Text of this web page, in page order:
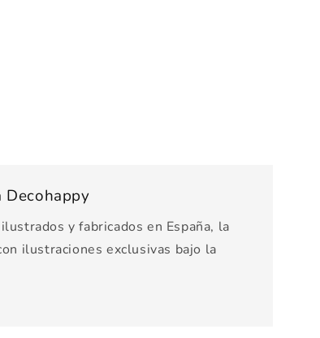
Decohappy
y fabricados en España, la
ilustraciones exclusivas bajo la